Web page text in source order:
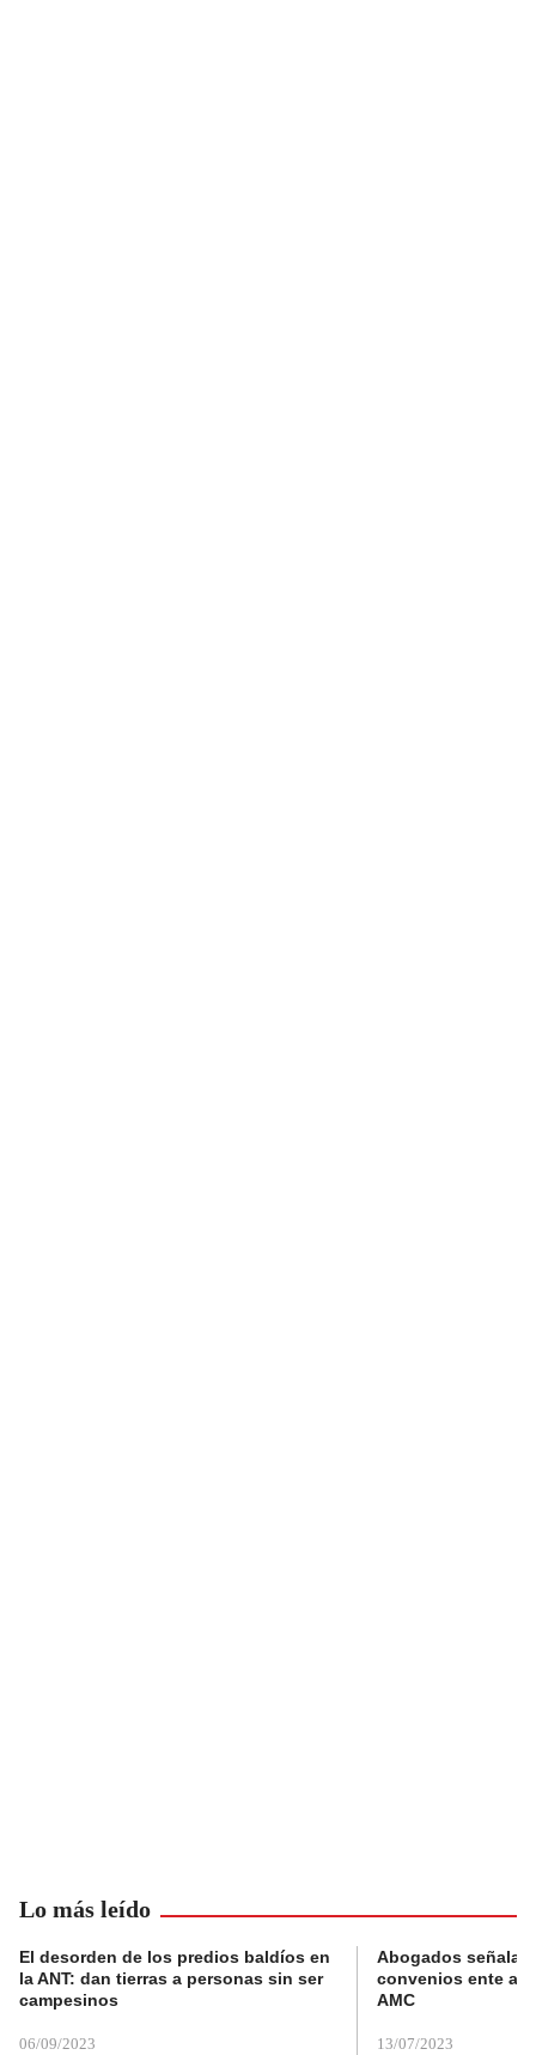
Lo más leído
El desorden de los predios baldíos en
la ANT: dan tierras a personas sin ser
campesinos
06/09/2023
Abogados
convenios ente
AMC
13/07/2023